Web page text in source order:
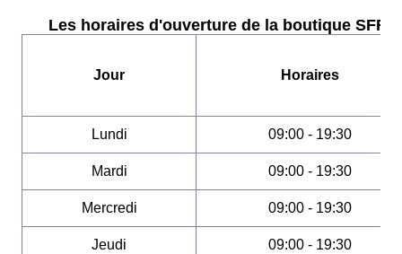
Les horaires d'ouverture de la boutique SFR :
Jour Horaires
Lundi 09:00 - 19:30
Mardi 09:00 - 19:30
Mercredi 09:00 - 19:30
Jeudi 09:00 - 19:30